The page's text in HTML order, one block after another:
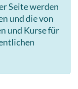
Seite werden
und die von
und Kurse für